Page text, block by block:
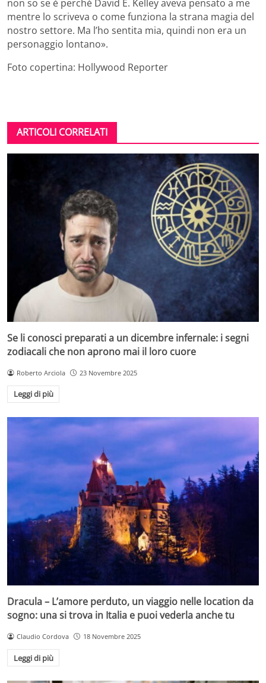
non so se è perché David E. Kelley aveva pensato a me
mentre lo scriveva o come funziona la strana magia del
nostro settore. Ma l’ho sentita mia, quindi non era un
personaggio lontano».
Foto copertina: Hollywood Reporter
ARTICOLI CORRELATI
Se li conosci preparati a un dicembre infernale: i segni
zodiacali che non aprono mai il loro cuore
Roberto Arciola 23 Novembre 2025
Leggi di più
Dracula – L’amore perduto, un viaggio nelle location da
sogno: una si trova in Italia e puoi vederla anche tu
Claudio Cordova 18 Novembre 2025
Leggi di più